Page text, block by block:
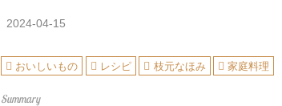
2024-04-15
おいしいもの レシピ 枝元なほみ 家庭料理